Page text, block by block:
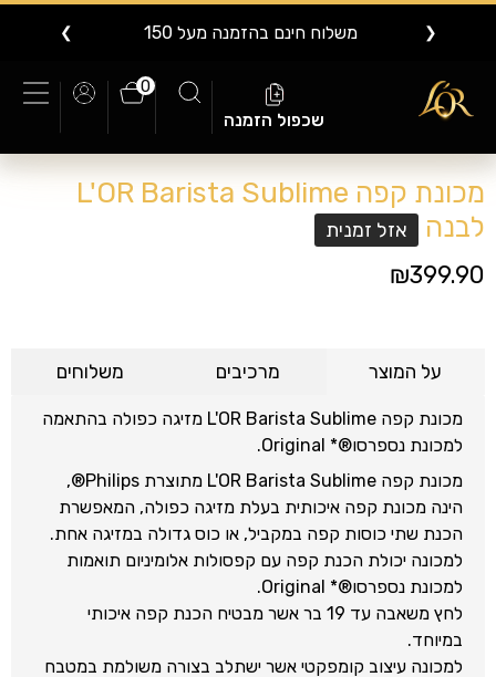
❮ משלוח חינם בהזמנה מעל 150 ❯
שכפול הזמנה
0
מכונת קפה L'OR Barista Sublime
לבנה
אזל זמנית
₪399.90
על המוצר מרכיבים משלוחים
מכונת קפה L'OR Barista Sublime מזיגה כפולה בהתאמה
למכונת נספרסו®* Original.
מכונת קפה L'OR Barista Sublime מתוצרת Philips®,
הינה מכונת קפה איכותית בעלת מזיגה כפולה, המאפשרת
הכנת שתי כוסות קפה במקביל, או כוס גדולה במזיגה אחת.
למכונה יכולת הכנת קפה עם קפסולות אלומיניום תואמות
למכונת נספרסו®* Original.
לחץ משאבה עד 19 בר אשר מבטיח הכנת קפה איכותי
במיוחד.
למכונה עיצוב קומפקטי אשר ישתלב בצורה משולמת במטבח